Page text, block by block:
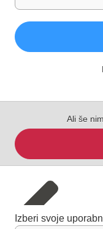
Ali še
Izberi svoje